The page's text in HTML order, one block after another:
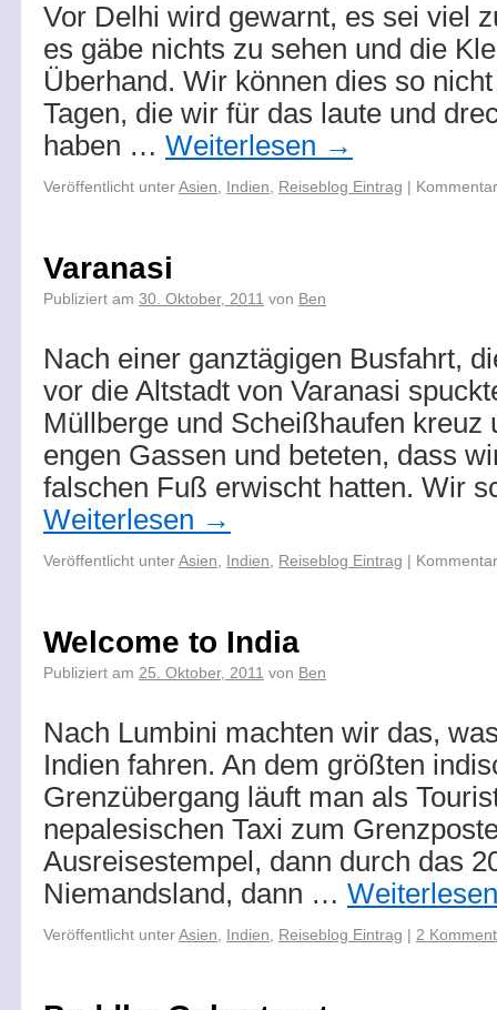
Vor Delhi wird gewarnt, es sei viel
es gäbe nichts zu sehen und die
Überhand. Wir können dies so
Tagen, die wir für das laute und
haben … Weiterlesen →
Veröffentlicht unterAsien Indien Reiseblog Eintrag |
Varanasi
Publiziert am 30. Oktober, 2011 von Ben
Nach einer ganztägigen Busfahrt,
vor die Altstadt von Varanasi
Müllberge und Scheißhaufen kreuz
engen Gassen und beteten, dass
falschen Fuß erwischt hatten. Wir
Weiterlesen →
Veröffentlicht unterAsien Indien Reiseblog Eintrag |
Welcome to India
Publiziert am 25. Oktober, 2011 von Ben
Nach Lumbini machten wir das,
Indien fahren. An dem größten
Grenzübergang läuft man als
nepalesischen Taxi zum
Ausreisestempel, dann durch das
Niemandsland, dann …
Veröffentlicht unterAsien Indien Reiseblog Eintrag | 2